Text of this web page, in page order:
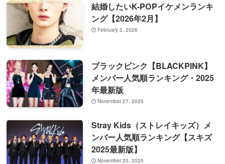
結婚したいK-POPイケメンランキ
ング【2026年2月】
February 2, 2026
ブラックピンク【BLACKPINK】
メンバー人気順ランキング・2025
年最新版
November 27, 2025
Stray Kids（ストレイキッズ）メ
ンバー人気順ランキング【スキズ
2025最新版】
November 20, 2025